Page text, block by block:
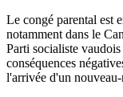
Le congé parental est
notamment dans le
Parti socialiste
conséquences
l'arrivée d'un nouveau-